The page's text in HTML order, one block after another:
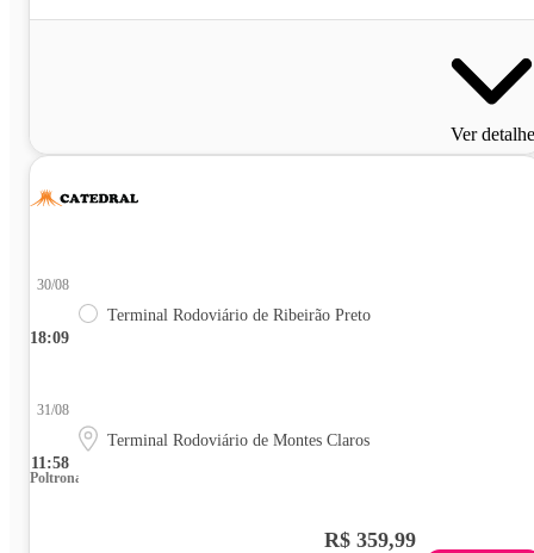
Ver
18:09
30/08
Terminal Rodoviário de Ribeirão Preto
11:58
31/08
Terminal Rodoviário de Montes Claros
Poltrona
R$ 359,99